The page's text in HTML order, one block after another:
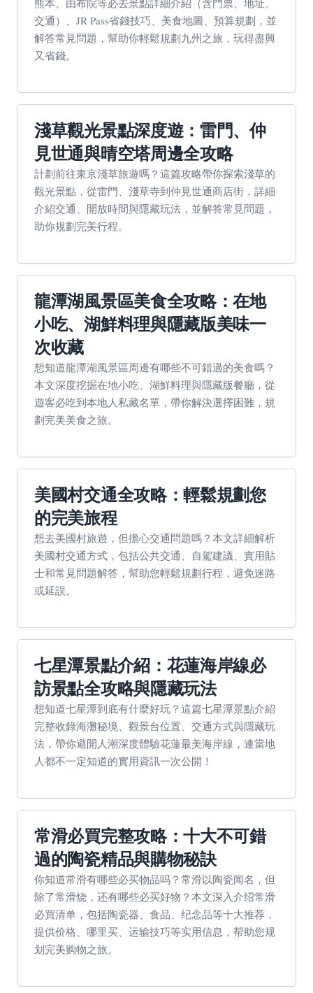
熊本、由布院等必去景點詳細介紹（含門票、地址、
交通）、JR Pass省錢技巧、美食地圖、預算規劃，並
解答常見問題，幫助你輕鬆規劃九州之旅，玩得盡興
又省錢。
淺草觀光景點深度遊：雷門、仲
見世通與晴空塔周邊全攻略
計劃前往東京淺草旅遊嗎？這篇攻略帶你探索淺草的
觀光景點，從雷門、淺草寺到仲見世通商店街，詳細
介紹交通、開放時間與隱藏玩法，並解答常見問題，
助你規劃完美行程。
龍潭湖風景區美食全攻略：在地
小吃、湖鮮料理與隱藏版美味一
次收藏
想知道龍潭湖風景區周邊有哪些不可錯過的美食嗎？
本文深度挖掘在地小吃、湖鮮料理與隱藏版餐廳，從
遊客必吃到本地人私藏名單，帶你解決選擇困難，規
劃完美美食之旅。
美國村交通全攻略：輕鬆規劃您
的完美旅程
想去美國村旅遊，但擔心交通問題嗎？本文詳細解析
美國村交通方式，包括公共交通、自駕建議、實用貼
士和常見問題解答，幫助您輕鬆規劃行程，避免迷路
或延誤。
七星潭景點介紹：花蓮海岸線必
訪景點全攻略與隱藏玩法
想知道七星潭到底有什麼好玩？這篇七星潭景點介紹
完整收錄海灘秘境、觀景台位置、交通方式與隱藏玩
法，帶你避開人潮深度體驗花蓮最美海岸線，連當地
人都不一定知道的實用資訊一次公開！
常滑必買完整攻略：十大不可錯
過的陶瓷精品與購物秘訣
你知道常滑有哪些必买物品吗？常滑以陶瓷闻名，但
除了常滑烧，还有哪些必买好物？本文深入介绍常滑
必買清单，包括陶瓷器、食品、纪念品等十大推荐，
提供价格、哪里买、运输技巧等实用信息，帮助您规
划完美购物之旅。